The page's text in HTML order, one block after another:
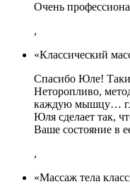
Очень
,
«Классический
Спасибо Юле!
Неторопливо,
каждую мышцу…
Юля сделает так,
Ваше состояние в
,
«Массаж тела